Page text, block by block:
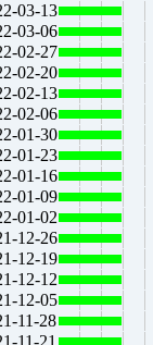
03-13
03-06
02-27
02-20
02-13
02-06
01-30
01-23
01-16
01-09
01-02
12-26
12-19
12-12
12-05
11-28
11-21